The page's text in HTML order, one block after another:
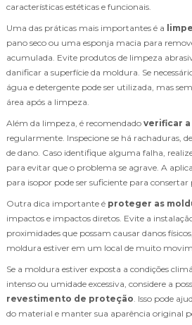
características estéticas e funcionais.
Uma das práticas mais importantes é a
pano seco ou uma esponja macia para
acumulada. Evite produtos de limpeza
danificar a superfície da moldura. Se
água e detergente pode ser utilizada, mas
área após a limpeza.
Além da limpeza, é recomendado verificar
regularmente. Inspecione se há rachaduras,
de dano. Caso identifique alguma falha,
para evitar que o problema se agrave. A
para isopor pode ser suficiente para consertar
Outra dica importante é proteger as
impactos e impactos diretos. Evite a
proximidades que possam causar danos
moldura estiver em um local de muito
Se a moldura estiver exposta a condições
intenso ou umidade excessiva, considere a
revestimento de proteção . Isso pode
do material e manter sua aparência original